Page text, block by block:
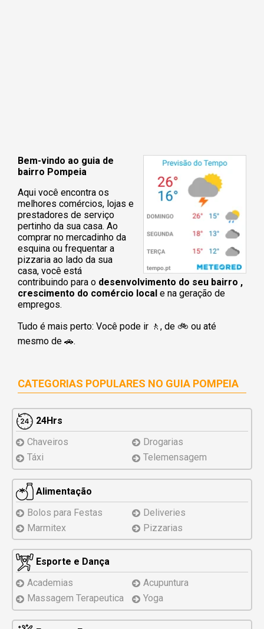
Bem-vindo ao guia de
bairro Pompeia
Aqui você encontra os
melhores comércios, lojas e
prestadores de serviço
pertinho da sua casa. Ao
comprar no mercadinho da
esquina ou frequentar a
pizzaria ao lado da sua
casa, você está
contribuindo para o desenvolvimento do seu bairro ,
crescimento do comércio local e na geração de
empregos.
Tudo é mais perto: Você pode ir 🚶‍, de 🚲 ou até
mesmo de 🚗.
CATEGORIAS POPULARES NO GUIA POMPEIA
24Hrs
Chaveiros
Drogarias
Táxi
Telemensagem
Alimentação
Bolos para Festas
Deliveries
Marmitex
Pizzarias
Esporte e Dança
Academias
Acupuntura
Massagem Terapeutica
Yoga